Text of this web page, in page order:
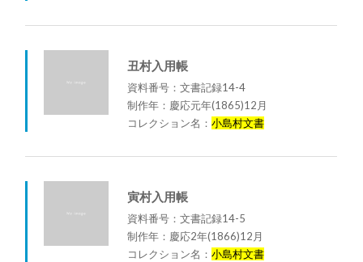
丑村入用帳
資料番号：文書記録14-4
制作年：慶応元年(1865)12月
コレクション名：小島村文書
寅村入用帳
資料番号：文書記録14-5
制作年：慶応2年(1866)12月
コレクション名：小島村文書